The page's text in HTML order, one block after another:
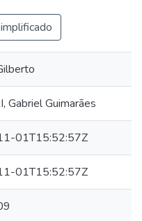
Gabriel Guimarães
01T15:52:57Z
01T15:52:57Z